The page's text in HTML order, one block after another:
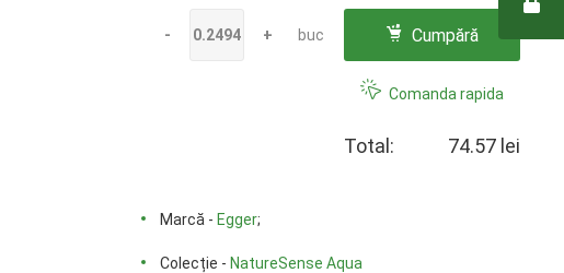
- + buc Cumpără
Comanda rapida
Total: 74.57 lei
Marcă - Egger;
Colecție - NatureSense Aqua